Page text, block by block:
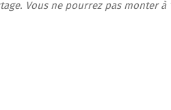
Vous ne pourrez pas monter à